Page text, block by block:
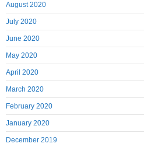
August 2020
July 2020
June 2020
May 2020
April 2020
March 2020
February 2020
January 2020
December 2019